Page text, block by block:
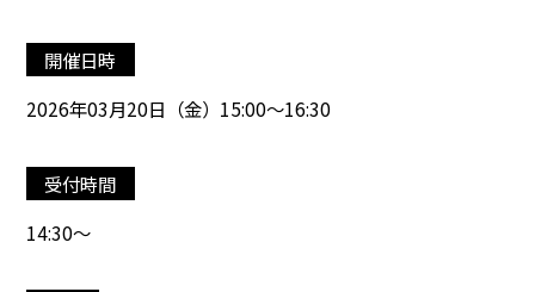
開催日時
2026年03月20日（金）15:00～16:30
受付時間
14:30～